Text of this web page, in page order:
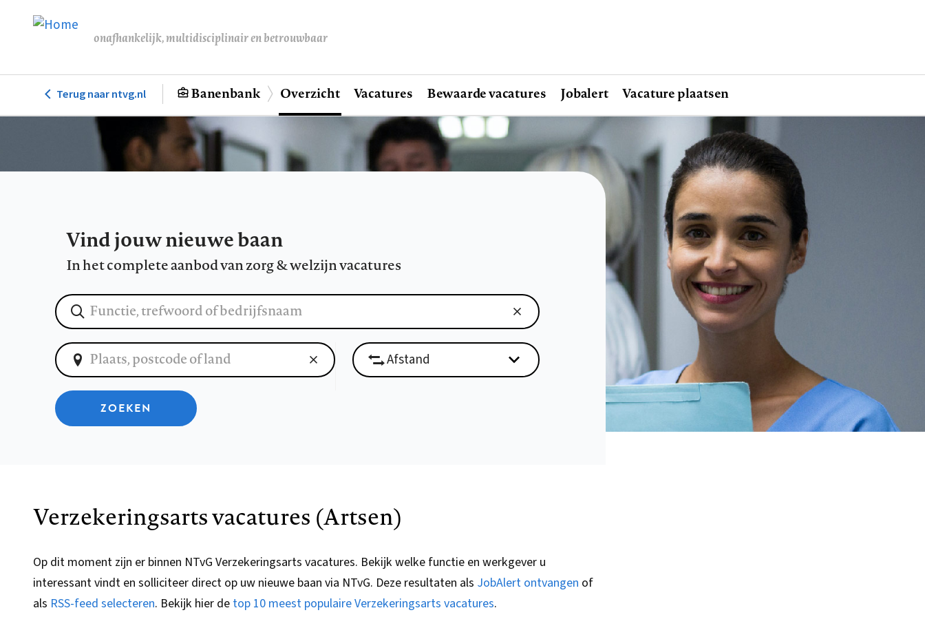
de
onafhankelijk, multidisciplinair en betrouwbaar
Hoofdnavigatie
Terug naar ntvg.nl Banenbank Overzicht Vacatures Bewaarde vacatures Jobalert Vacature plaatsen
Vind jouw nieuwe baan
In het complete aanbod van zorg & welzijn vacatures
ZOEKEN
Verzekeringsarts vacatures (Artsen)
Op dit moment zijn er binnen NTvG Verzekeringsarts vacatures. Bekijk welke functie en werkgever u
interessant vindt en solliciteer direct op uw nieuwe baan via NTvG. Deze resultaten als JobAlert ontvangen of
als RSS-feed selecteren. Bekijk hier de top 10 meest populaire Verzekeringsarts vacatures.